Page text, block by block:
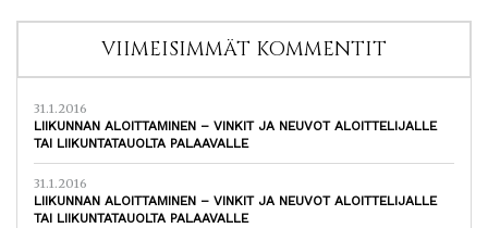
VIIMEISIMMÄT KOMMENTIT
31.1.2016
LIIKUNNAN ALOITTAMINEN – VINKIT JA NEUVOT ALOITTELIJALLE
TAI LIIKUNTATAUOLTA PALAAVALLE
31.1.2016
LIIKUNNAN ALOITTAMINEN – VINKIT JA NEUVOT ALOITTELIJALLE
TAI LIIKUNTATAUOLTA PALAAVALLE